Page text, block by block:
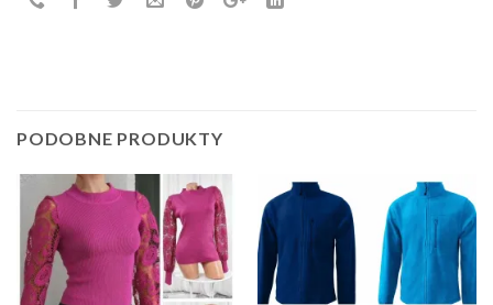
PODOBNE PRODUKTY